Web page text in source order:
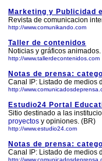
Marketing y Publicidad
Revista de comunicacion
http://www.comunikando.com
Taller de contenidos
Noticias y gráficos
http://www.tallerdecontenidos.com
Notas de prensa:
Canal IP: Listado de medios
http://
Estudio24 Portal
Sitio destinado a las
proyectos y opiniones. (BR)
http://www.estudio24.com
Notas de prensa:
Canal IP: Listado de medios
http://